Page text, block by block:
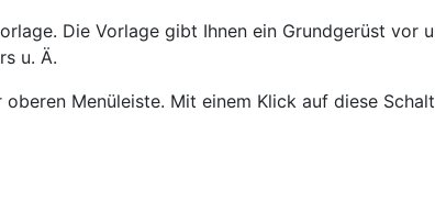
Die Vorlage gibt Ihnen ein Grundgerüst vor
u. Ä.
Menüleiste. Mit einem Klick auf diese